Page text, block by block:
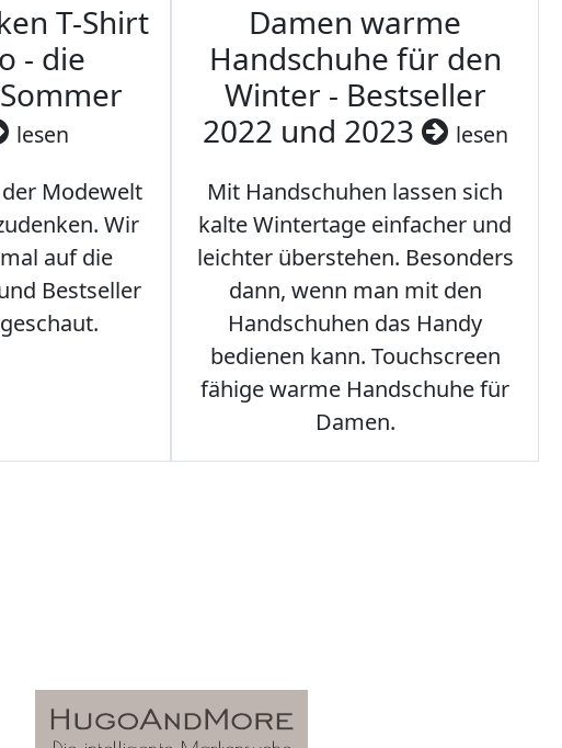
T-Shirt
- die
lesen
Modewelt
Wir
auf die
Bestseller
Damen warme
Handschuhe für den
Winter - Bestseller
2022 und 2023
lesen
Mit Handschuhen lassen sich
kalte Wintertage einfacher und
leichter überstehen. Besonders
dann, wenn man mit den
Handschuhen das Handy
bedienen kann. Touchscreen
fähige warme Handschuhe für
Damen.